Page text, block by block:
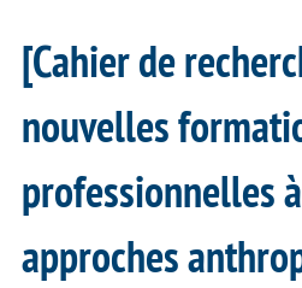
[Cahier de
nouvelles
professionnelles
approches